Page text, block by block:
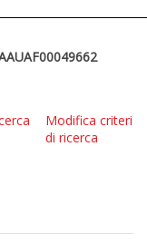
Modifica criteri
di ricerca